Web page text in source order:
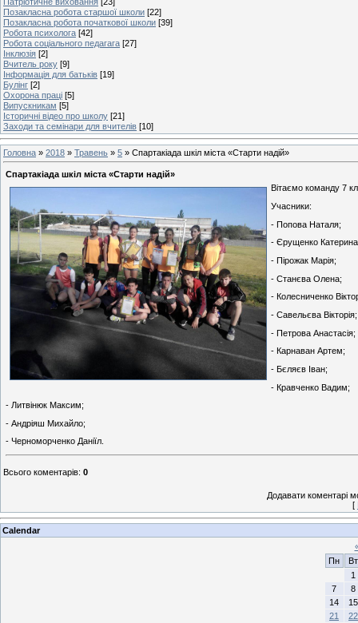
Позакласна робота старшої школи [22]
Позакласна робота початкової школи [39]
Робота психолога [42]
Робота соціального педагага [27]
Інклюзія [2]
Вчитель року [9]
Інформація для батьків [19]
Булінг [2]
Охорона праці [5]
Випускникам [5]
Історичні відео про школу [21]
Заходи та семінари для вчителів [10]
Головна » 2018 » Травень » 5 » Спартакіада шкіл міста «Старти надій»
Спартакіада шкіл міста «Старти надій»
Вітаємо команду 7
Учасники:
- Попова Наталя;
- Єрущенко
- Пірожак Марія;
- Станєва Олена;
- Колесниченко
- Савельєва Вікторія;
- Петрова Анастасія;
- Карнаван Артем;
- Бєляєв Іван;
- Кравченко Вадим;
- Литвінюк Максим;
- Андріяш Михайло;
- Черноморченко Даніїл.
Всього коментарів: 0
Додавати коментарі
[
Calendar
Пн
Вт
1
7
8
14
15
21
22